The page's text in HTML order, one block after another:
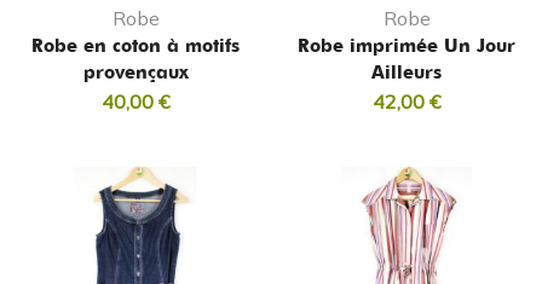
Robe
Robe en coton à motifs
provençaux
40,00 €
Robe
Robe imprimée Un Jour
Ailleurs
42,00 €